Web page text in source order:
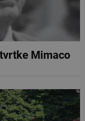
Mimaco